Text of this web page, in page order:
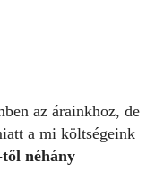
az árainkhoz, de
a mi költségeink
néhány